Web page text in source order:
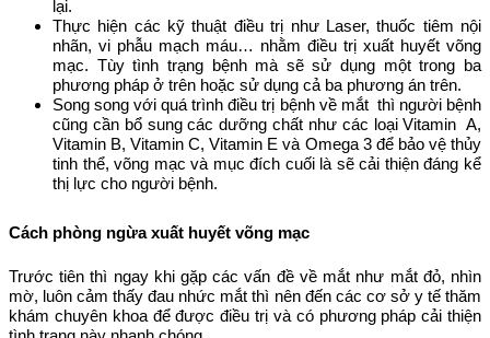
lại.
Thực hiện các kỹ thuật điều trị như Laser, thuốc tiêm nội
nhãn, vi phẫu mạch máu… nhằm điều trị xuất huyết võng
mạc. Tùy tình trạng bệnh mà sẽ sử dụng một trong ba
phương pháp ở trên hoặc sử dụng cả ba phương án trên.
Song song với quá trình điều trị bệnh về mắt thì người bệnh
cũng cần bổ sung các dưỡng chất như các loại Vitamin A,
Vitamin B, Vitamin C, Vitamin E và Omega 3 để bảo vệ thủy
tinh thể, võng mạc và mục đích cuối là sẽ cải thiện đáng kể
thị lực cho người bệnh.
Cách phòng ngừa xuất huyết võng mạc
Trước tiên thì ngay khi gặp các vấn đề về mắt như mắt đỏ, nhìn
mờ, luôn cảm thấy đau nhức mắt thì nên đến các cơ sở y tế thăm
khám chuyên khoa để được điều trị và có phương pháp cải thiện